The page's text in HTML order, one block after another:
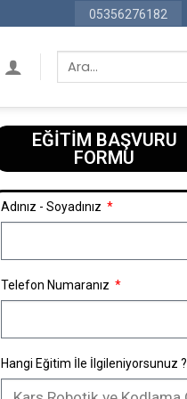
05356276182
EĞİTİM BAŞVURU
FORMU​
Adınız - Soyadınız
Telefon Numaranız
Hangi Eğitim İle İlgileniyorsunuz ?